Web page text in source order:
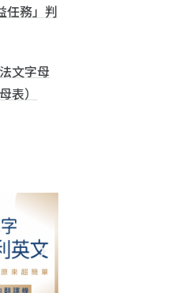
任務」判
文字母
表）